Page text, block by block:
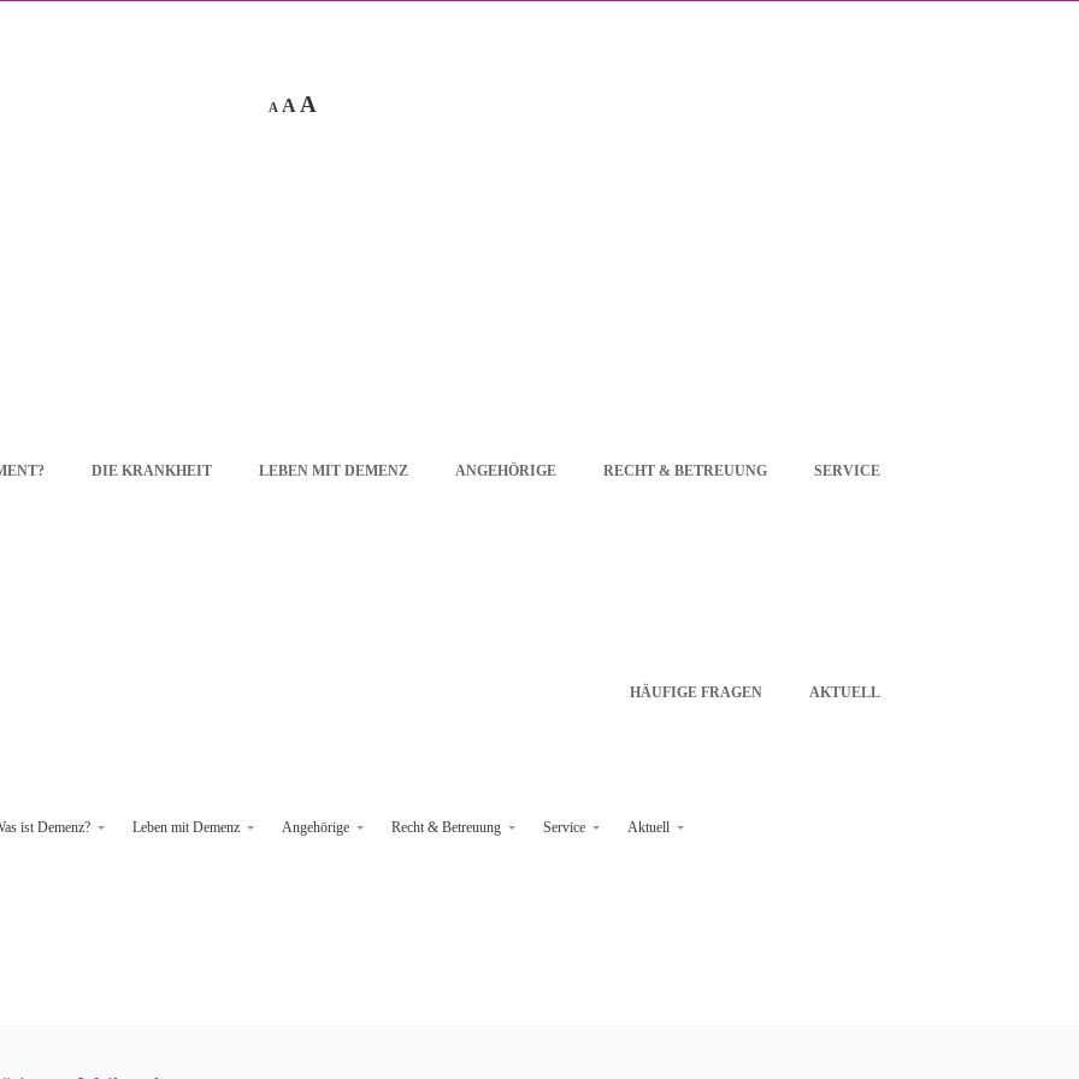
A A A
DIE KRANKHEIT LEBEN MIT DEMENZ ANGEHÖRIGE RECHT & BETREUUNG SERVICE
HÄUFIGE FRAGEN AKTUELL
ist Demenz? Leben mit Demenz Angehörige Recht & Betreuung Service Aktuell